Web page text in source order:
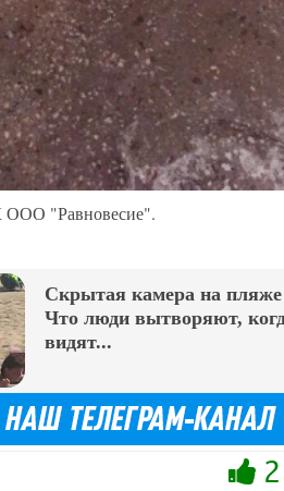
ООО "Равновесие".
Скрытая камера на
Что люди вытворяют,
видят...
2